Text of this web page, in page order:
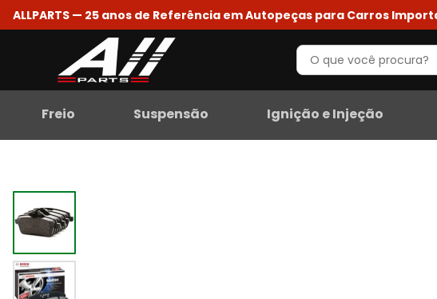
ALLPARTS — 25 anos de Referência em Autopeças para Carros
Freio Suspensão Ignição e Injeção